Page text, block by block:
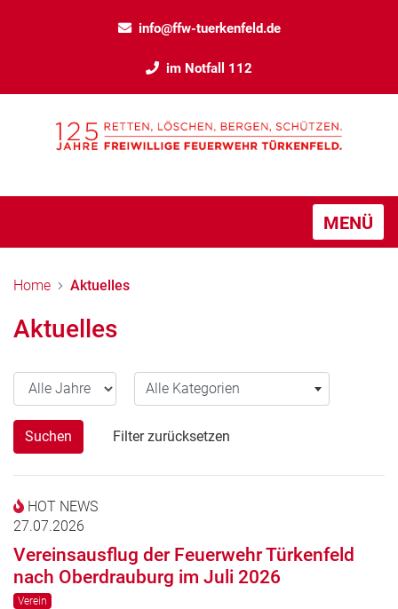
info@ffw-tuerkenfeld.de
im Notfall 112
MENÜ
Home Aktuelles
Aktuelles
Alle Jahre Alle Kategorien
Alle Kategorien
Suchen Filter zurücksetzen
HOT NEWS
27.07.2026
Vereinsausflug der Feuerwehr Türkenfeld
nach Oberdrauburg im Juli 2026
Verein